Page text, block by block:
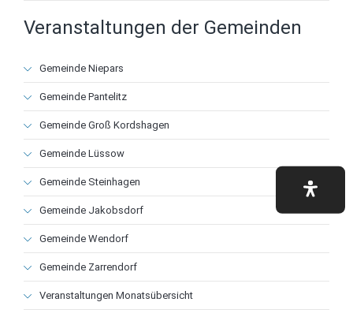
Veranstaltungen der Gemeinden
Navigation
überspringen
Gemeinde Niepars
Gemeinde Pantelitz
Gemeinde Groß Kordshagen
Gemeinde Lüssow
Gemeinde Steinhagen
Gemeinde Jakobsdorf
Gemeinde Wendorf
Gemeinde Zarrendorf
Veranstaltungen Monatsübersicht